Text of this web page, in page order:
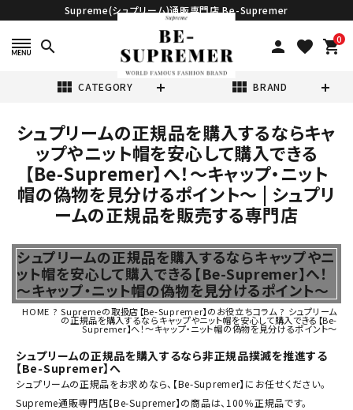
Supreme(シュプリーム)通販専門店 Be-Supremer
search person favorite 0
shopping_cart
view_module CATEGORY view_module BRAND
search
表示する商品はありません。
NEW ITEMS
Tシャツ・ロングスリーブ
パーカー・トレーナー
シュプリームの正規品を購入するならキャ
ップやニット帽を安心して購入できる
【Be-Supremer】へ！～キャップ・ニット
帽の偽物を見分けるポイント～ | シュプリ
ームの正規品を販売する専門店
シュプリームの正規品を購入するならキャップやニ
ット帽を安心して購入できる【Be-Supremer】へ！
～キャップ・ニット帽の偽物を見分けるポイント～
HOME ?Supremeの取扱店【Be-Supremer】のお役立ちコラム ? シュプリーム
の正規品を購入するならキャップやニット帽を安心して購入できる【Be-
Supremer】へ！～キャップ・ニット帽の偽物を見分けるポイント～
シュプリームの正規品を購入するなら非正規品撲滅を推進する
【Be-Supremer】へ
シュプリームの正規品をお求めなら、【Be-Supremer】にお任せください。
Supreme通販専門店【Be-Supremer】の商品は、100％正規品です。